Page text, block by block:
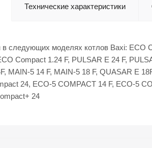
Технические характеристики
в следующих моделях котлов Baxi: ECO
Compact 1.24 F, PULSAR E 24 F,
MAIN-5 14 F, MAIN-5 18 F, QUASAR E
24, ECO-5 COMPACT 14 F, ECO-5
24